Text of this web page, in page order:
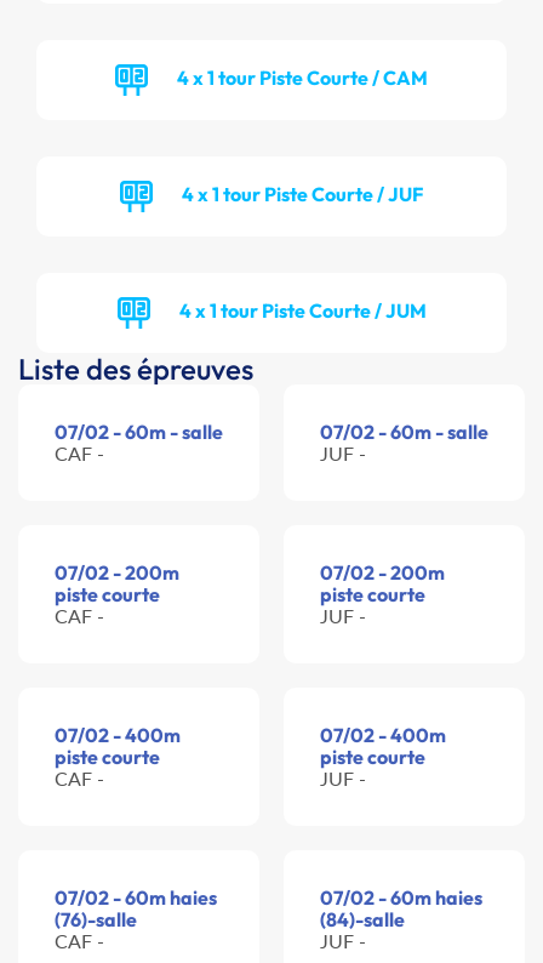
4 x 1 tour Piste Courte / CAM
4 x 1 tour Piste Courte / JUF
4 x 1 tour Piste Courte / JUM
Liste des épreuves
07/02 - 60m - salle
CAF -
07/02 - 60m - salle
JUF -
07/02 - 200m
piste courte
CAF -
07/02 - 200m
piste courte
JUF -
07/02 - 400m
piste courte
CAF -
07/02 - 400m
piste courte
JUF -
07/02 - 60m haies
(76)-salle
CAF -
07/02 - 60m haies
(84)-salle
JUF -